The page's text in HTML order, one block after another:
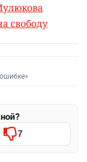
свободу
7